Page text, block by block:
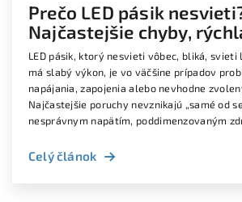
Prečo LED pásik
Najčastejšie chyby,
diagnostika, oprava a
riešenia
LED pásik, ktorý nesvieti vôbec, bliká, svieti
má slabý výkon, je vo väčšine prípadov
napájania, zapojenia alebo nevhodne
Najčastejšie poruchy nevznikajú „samé od
nesprávnym napätím, poddimenzovaným
Celý článok